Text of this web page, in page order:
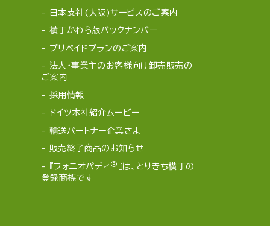
日本支社(大阪)サービスのご案内
横丁かわら版バックナンバー
プリペイドプランのご案内
法人・事業主のお客様向け卸売販売の
ご案内
採用情報
ドイツ本社紹介ムービー
輸送パートナー企業さま
販売終了商品のお知らせ
『フォニオパディ ® 』は、とりきち横丁の
登録商標です